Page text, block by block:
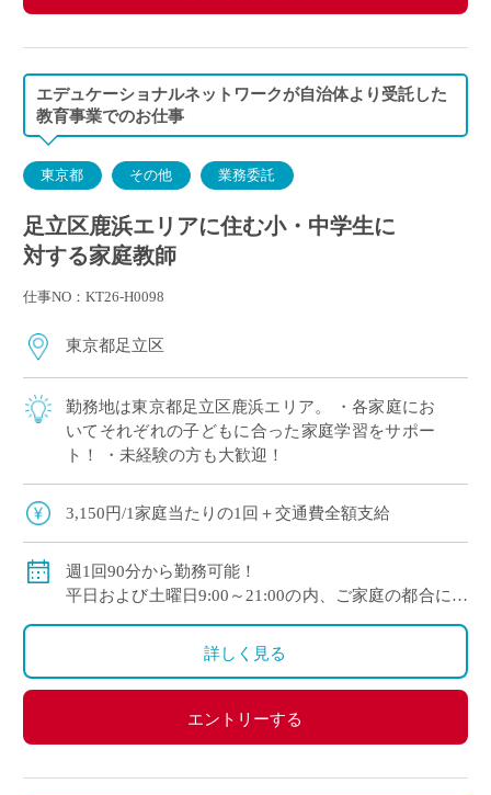
(勤務イメージ）
／19:00～20:30 E家庭
金曜日 14:00～15:30 F家庭／18:00～19:30 G家庭
エデュケーショナルネットワークが自治体より受託した
教育事業でのお仕事
東京都 その他 業務委託
足立区鹿浜エリアに住む小・中学生に
対する家庭教師
仕事NO：KT26-H0098
東京都足立区
勤務地は東京都足立区鹿浜エリア。 ・各家庭にお
いてそれぞれの子どもに合った家庭学習をサポー
ト！ ・未経験の方も大歓迎！
3,150円/1家庭当たりの1回＋交通費全額支給
週1回90分から勤務可能！
平日および土曜日9:00～21:00の内、ご家庭の都合に合
わせて時間を決定
ご自身のご都合の良い時間帯のご家庭をお願いしま
※5月～3月で実施します。
(勤務イメージ）
詳しく見る
エントリーする